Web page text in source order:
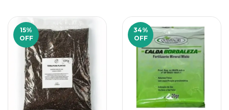
15%
OFF
34%
OFF